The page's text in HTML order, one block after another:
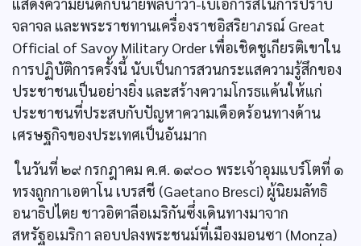
แสดงความยินดีกับนายพลบาวา-เบเอการิสในการปราบ
จลาจล และพระราชทานเครื่องราชอิสริยาภรณ์ Great
Official of Savoy Military Order เพื่อเชิดชูเกียรติเขาใน
การปฏิบัติการครั้งนี้ นับเป็นการสวนกระแสความรู้สึกของ
ประชาชนเป็นอย่างยิ่ง และสร้างความโกรธแค้นให้แก่
ประชาชนที่ประสบกับปัญหาความเดือดร้อนทางด้าน
เศรษฐกิจของประเทศเป็นอันมาก
ในวันที่ ๒๙ กรกฎาคม ค.ศ. ๑๙๐๐ พระเจ้าอุมแบร์โตที่ ๑
ทรงถูกกาเอตาโน เบรสชี (Gaetano Bresci) ผู้นิยมลัทธิ
อนาธิปไตย ชาวอิตาลีอเมริกันซึ่งเดินทางมาจาก
สหรัฐอเมริกา ลอบปลงพระชนม์ที่เมืองมอนซา (Monza)